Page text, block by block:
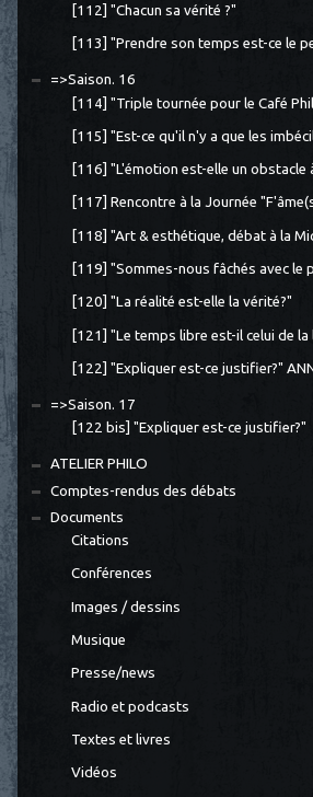
[112] "Chacun sa vérité ?"
[113] "Prendre son temps est-ce le
=>Saison. 16
[114] "Triple tournée pour le Café
[115] "Est-ce qu'il n'y a que les
[116] "L'émotion est-elle un obstacle
[117] Rencontre à la Journée
[118] "Art & esthétique, débat à la
[119] "Sommes-nous fâchés avec le
[120] "La réalité est-elle la vérité?"
[121] "Le temps libre est-il celui de la
[122] "Expliquer est-ce justifier?"
=>Saison. 17
[122 bis] "Expliquer est-ce justifier?"
ATELIER PHILO
Comptes-rendus des débats
Documents
Citations
Conférences
Images / dessins
Musique
Presse/news
Radio et podcasts
Textes et livres
Vidéos